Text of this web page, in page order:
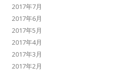
2017年7月
2017年6月
2017年5月
2017年4月
2017年3月
2017年2月